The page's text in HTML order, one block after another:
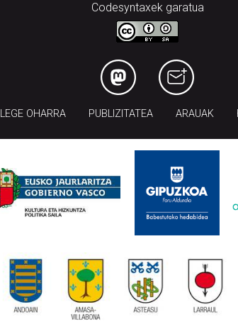
Codesyntaxek garatua
LEGE OHARRA PUBLIZITATEA ARAUAK